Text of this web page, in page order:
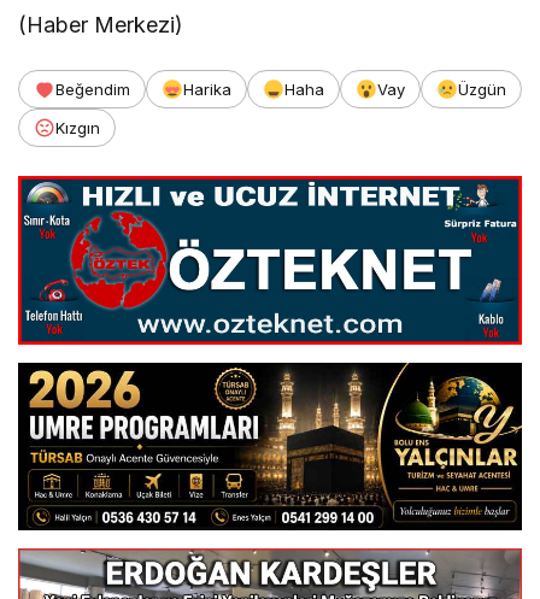
(Haber Merkezi)
Beğendim Harika Haha Vay
Üzgün
Kızgın